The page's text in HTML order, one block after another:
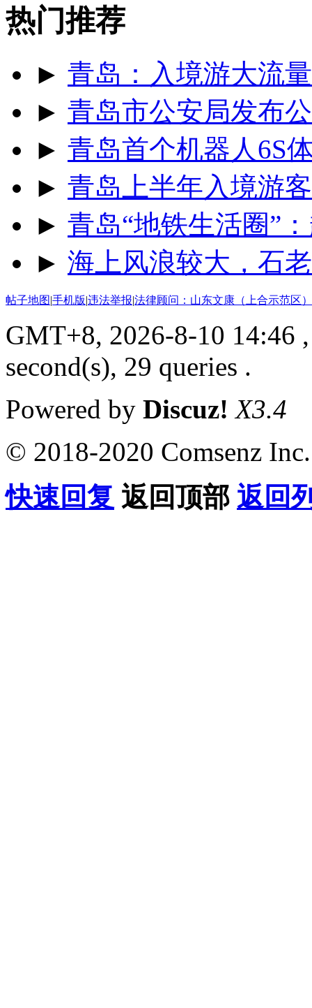
热门推荐
► 青岛：入境游大流
► 青岛市公安局发布
► 青岛首个机器人6S
► 青岛上半年入境游
► 青岛“地铁生活圈”
► 海上风浪较大，石
帖子地图|手机版|违法举报|法律顾问：山东文康（上合示范区
GMT+8, 2026-8-10 14:46
second(s), 29 queries .
Powered by Discuz! X3.4
© 2018-2020 Comsenz Inc.
快速回复 返回顶部 返回